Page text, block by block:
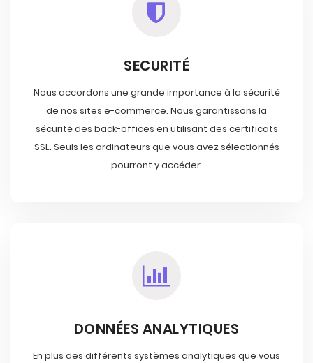
SECURITÉ
Nous accordons une grande importance à la sécurité
de nos sites e-commerce. Nous garantissons la
sécurité des back-offices en utilisant des certificats
SSL. Seuls les ordinateurs que vous avez sélectionnés
pourront y accéder.
DONNÉES ANALYTIQUES
En plus des différents systèmes analytiques que vous